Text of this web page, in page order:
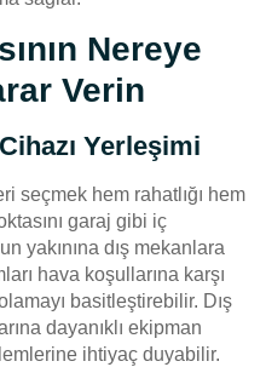
Nereye
Verin
Yerleşimi
seçmek hem rahatlığı hem
garaj gibi iç
yakınına dış mekanlara
hava koşullarına karşı
basitleştirebilir. Dış
dayanıklı ekipman
ihtiyaç duyabilir.